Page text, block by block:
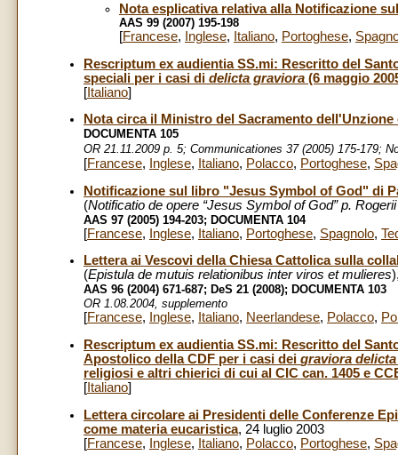
Nota esplicativa relativa alla Notificazione
AAS 99 (2007) 195-198
[Francese, Inglese, Italiano, Portoghese,
Rescriptum ex audientia SS.mi: Rescritto del
speciali per i casi di delicta graviora (6 maggio
[Italiano]
Nota circa il Ministro del Sacramento dell'Unzione
DOCUMENTA 105
OR 21.11.2009 p. 5; Communicationes 37 (2005) 175-179;
[Francese, Inglese, Italiano, Polacco, Portoghese,
Notificazione sul libro "Jesus Symbol of God" di
(Notificatio de opere “Jesus Symbol of God” p.
AAS 97 (2005) 194-203; DOCUMENTA 104
[Francese, Inglese, Italiano, Portoghese, Spagnolo,
Lettera ai Vescovi della Chiesa Cattolica sulla
(Epistula de mutuis relationibus inter viros et mulieres
AAS 96 (2004) 671-687; DeS 21 (2008); DOCUMENTA 103
OR 1.08.2004, supplemento
[Francese, Inglese, Italiano, Neerlandese, Polacco,
Rescriptum ex audientia SS.mi: Rescritto del
Apostolico della CDF per i casi dei graviora delicta
religiosi e altri chierici di cui al CIC can. 1405 e
[ Italiano]
Lettera circolare ai Presidenti delle Conferenze
come materia eucaristica, 24 luglio 2003
[Francese, Inglese, Italiano, Polacco, Portoghese,